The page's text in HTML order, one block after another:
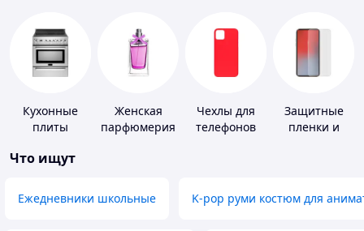
Кухонные
плиты
Женская
парфюмерия
Чехлы для
телефонов
Защитные
пленки и
Что ищут
Ежедневники школьные K-pop руми костюм для